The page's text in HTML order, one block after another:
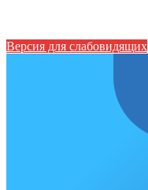
Версия для слабовидящих